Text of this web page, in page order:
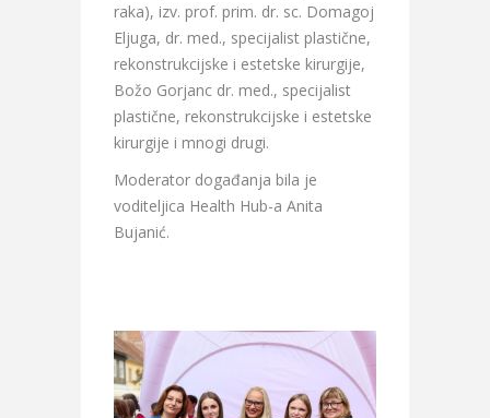
raka), izv. prof. prim. dr. sc. Domagoj
Eljuga, dr. med., specijalist plastične,
rekonstrukcijske i estetske kirurgije,
Božo Gorjanc dr. med., specijalist
plastične, rekonstrukcijske i estetske
kirurgije i mnogi drugi.
Moderator događanja bila je
voditeljica Health Hub-a Anita
Bujanić.